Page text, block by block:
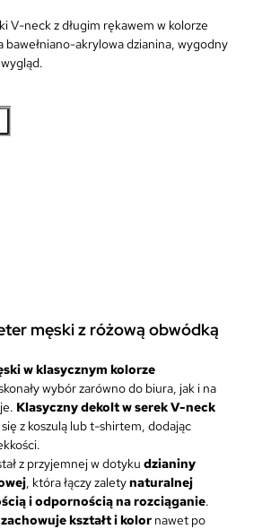
V-neck z długim rękawem w kolorze
akrylowa dzianina, wygodny
męski z różową obwódką
w klasycznym kolorze
wybór zarówno do biura, jak i na
Klasyczny dekolt w serek V-neck
z koszulą lub t-shirtem, dodając
z przyjemnej w dotyku dzianiny
, która łączy zaletynaturalnej
i odpornością na rozciąganie.
kształt i kolor nawet po